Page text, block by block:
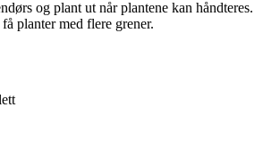
og plant ut når plantene kan håndteres.
planter med flere grener.